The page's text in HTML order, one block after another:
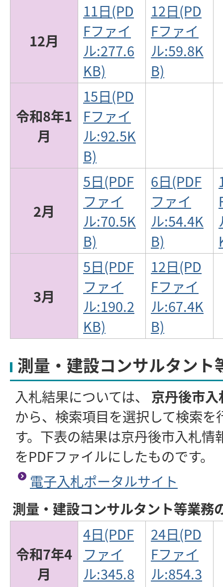
12月
11日(PD
Fファイ
ル:277.6
KB)
12日(PD
Fファイ
ル:59.8K
B)
令和8年1
月
15日(PD
Fファイ
ル:92.5K
B)
2月
5日(PDF
ファイ
ル:70.5K
B)
6日(PDF
ファイ
ル:54.4K
B)
3月
5日(PDF
ファイ
ル:190.2
KB)
12日(PD
Fファイ
ル:67.4K
B)
測量・建設コンサルタント
入札結果については、 京丹後市
から、検索項目を選択して検索を
す。下表の結果は京丹後市入札情
をPDFファイルにしたものです。
電子入札ポータルサイト
測量・建設コンサルタント等業務
令和7年4
月
4日(PDF
ファイ
ル:345.8
24日(PD
Fファイ
ル:854.3